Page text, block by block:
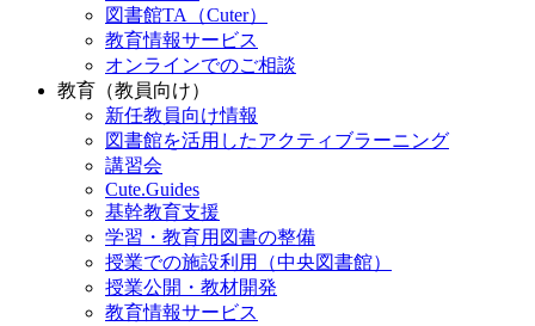
図書館TA（Cuter）
教育情報サービス
オンラインでのご相談
教育（教員向け）
新任教員向け情報
図書館を活用したアクティブラーニング
講習会
Cute.Guides
基幹教育支援
学習・教育用図書の整備
授業での施設利用（中央図書館）
授業公開・教材開発
教育情報サービス